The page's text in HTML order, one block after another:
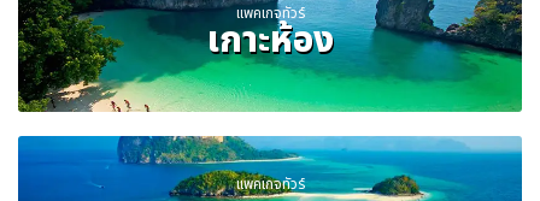
แพคเกจทัวร์
เกาะห้อง
แพคเกจทัวร์